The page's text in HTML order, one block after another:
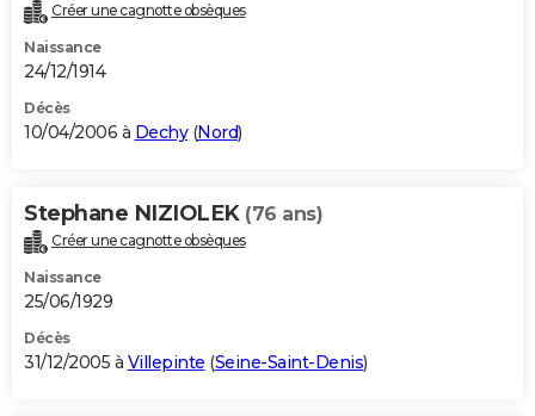
Créer une cagnotte obsèques
Naissance
24/12/1914
Décès
10/04/2006 à Dechy(Nord)
Stephane NIZIOLEK (76 ans)
Créer une cagnotte obsèques
Naissance
25/06/1929
Décès
31/12/2005 à Villepinte (Seine-Saint-Denis)